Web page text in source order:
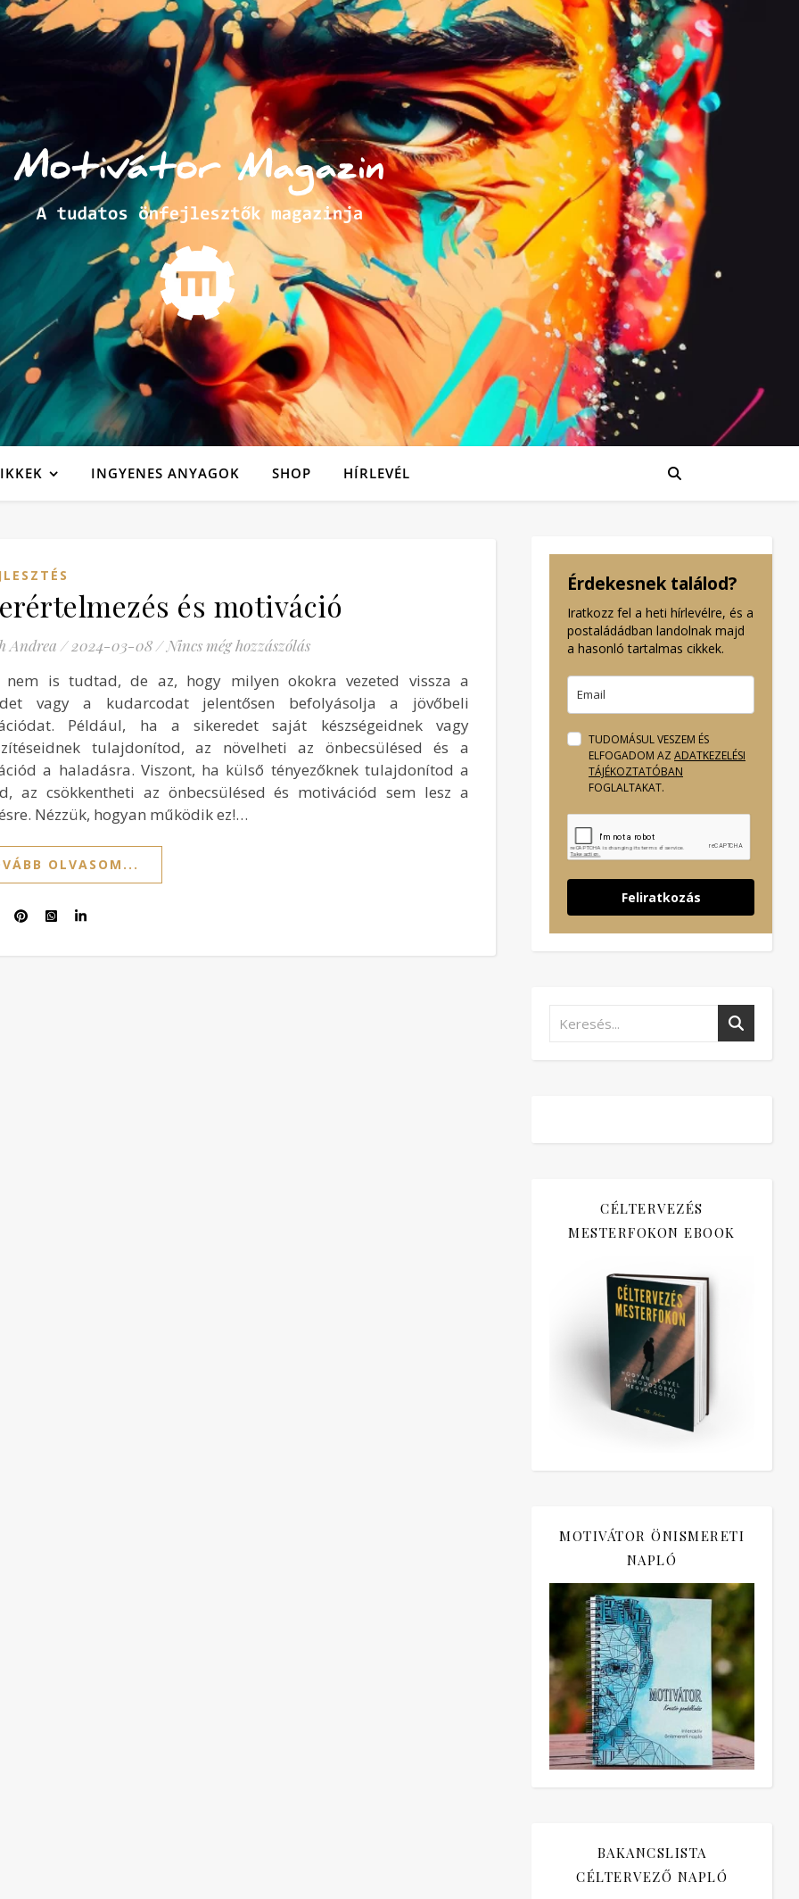
INGYENES ANYAGOK SHOP HÍRLEVÉL
és motiváció
Andrea / 2024-03-08/ Nincs még hozzászólás
nem is tudtad, de az, hogy milyen okokra vezeted vissza a
vagy a kudarcodat jelentősen befolyásolja a jövőbeli
Például, ha a sikeredet saját készségeidnek vagy
tulajdonítod, az növelheti az önbecsülésed és a
a haladásra. Viszont, ha külső tényezőknek tulajdonítod a
az csökkentheti az önbecsülésed és motivációd sem lesz a
Nézzük, hogyan működik ez!…
OLVASOM...
Érdekesnek találod?
Iratkozz fel a heti hírlevélre, és a
postaládádban landolnak majd
a hasonló tartalmas cikkek.
TUDOMÁSUL VESZEM ÉS
ELFOGADOM AZ ADATKEZELÉSI
TÁJÉKOZTATÓBAN
FOGLALTAKAT.
Feliratkozás
CÉLTERVEZÉS
MESTERFOKON EBOOK
MOTIVÁTOR ÖNISMERETI
NAPLÓ
BAKANCSLISTA
CÉLTERVEZŐ NAPLÓ